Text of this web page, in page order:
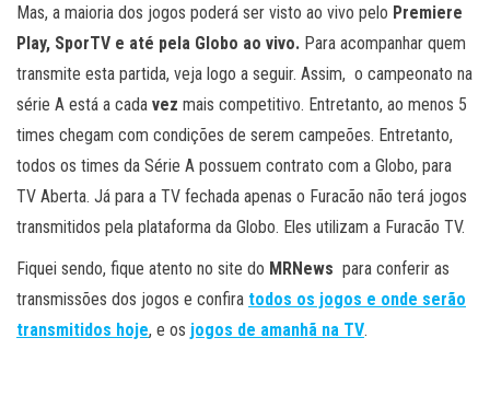
Mas, a maioria dos jogos poderá ser visto ao vivo pelo Premiere
Play, SporTV e até pela Globo ao vivo. Para acompanhar quem
transmite esta partida, veja logo a seguir. Assim, o campeonato na
série A está a cada vez mais competitivo. Entretanto, ao menos 5
times chegam com condições de serem campeões. Entretanto,
todos os times da Série A possuem contrato com a Globo, para
TV Aberta. Já para a TV fechada apenas o Furacão não terá jogos
transmitidos pela plataforma da Globo. Eles utilizam a Furacão TV.
Fiquei sendo, fique atento no site do MRNews para conferir as
transmissões dos jogos e confira todos os jogos e onde serão
transmitidos hoje, e os jogos de amanhã na TV.